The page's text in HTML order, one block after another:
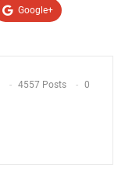
Google+
4557 Posts 0